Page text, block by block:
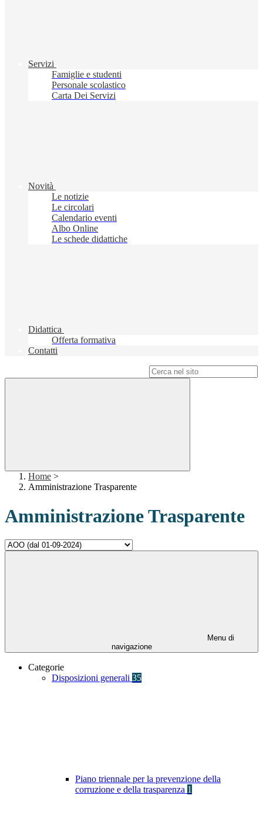
Servizi
Famiglie e studenti
Personale scolastico
Carta Dei Servizi
Novità
Le notizie
Le circolari
Calendario eventi
Albo Online
Le schede didattiche
Didattica
Offerta formativa
Contatti
Home >
Amministrazione Trasparente
Amministrazione Trasparente
Menu di
navigazione
Categorie
Disposizioni generali 35
Piano triennale per la prevenzione della
corruzione e della trasparenza 1